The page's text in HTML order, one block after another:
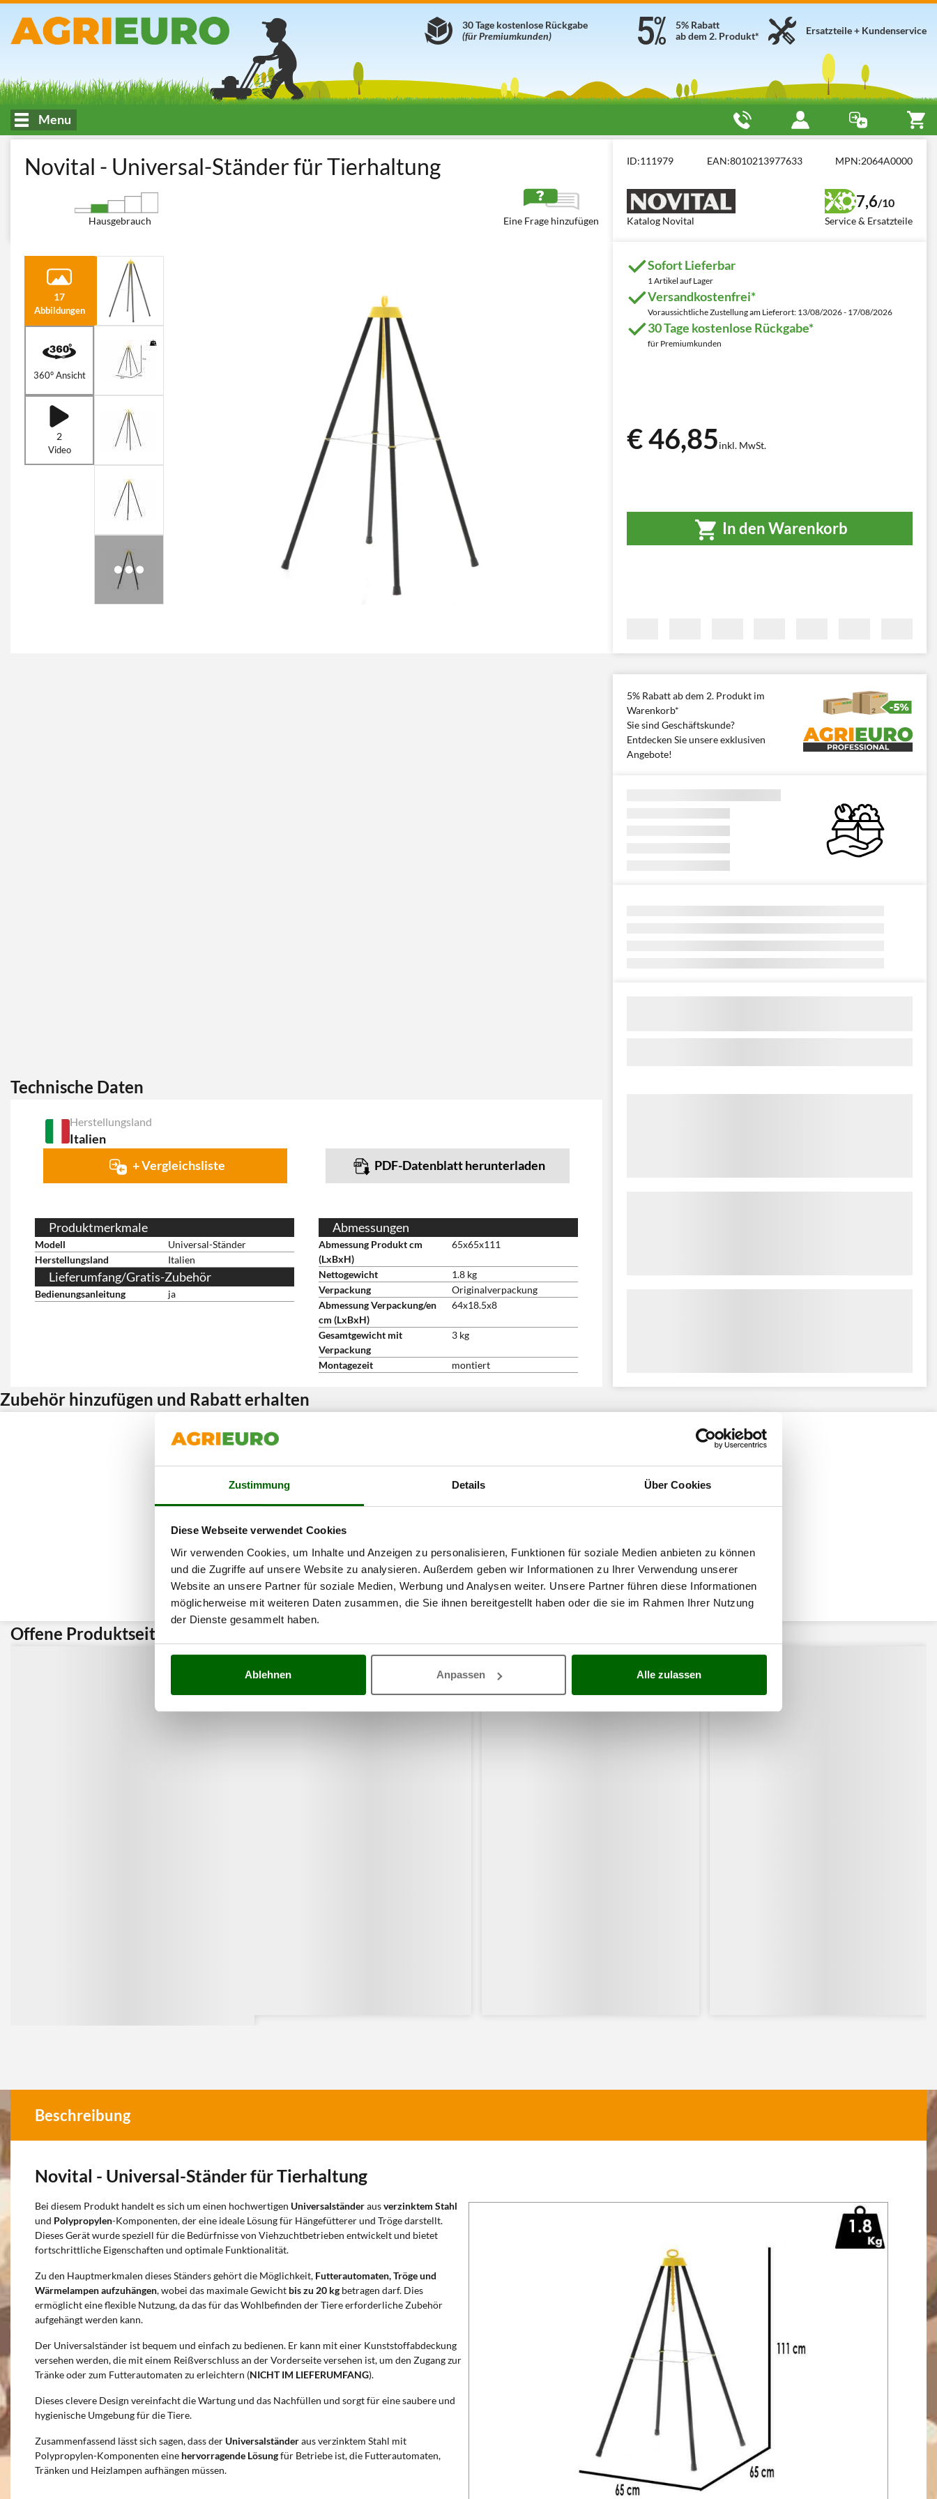
Zustimmung Details Über Cookies
Diese Webseite verwendet Cookies
Wir verwenden Cookies, um Inhalte und Anzeigen zu personalisieren, Funktionen für soziale Medien anbieten zu können
und die Zugriffe auf unsere Website zu analysieren. Außerdem geben wir Informationen zu Ihrer Verwendung unserer
Website an unsere Partner für soziale Medien, Werbung und Analysen weiter. Unsere Partner führen diese Informationen
möglicherweise mit weiteren Daten zusammen, die Sie ihnen bereitgestellt haben oder die sie im Rahmen Ihrer Nutzung
der Dienste gesammelt haben.
Ablehnen Anpassen Alle zulassen
Ersatzteile + Kundenservice
5% Rabatt
ab dem 2. Produkt*
30 Tage kostenlose Rückgabe
(für Premiumkunden)
Menu
Novital - Universal-Ständer für Tierhaltung
Hausgebrauch Eine Frage hinzufügen
ID:111979 EAN:8010213977633 MPN:2064A0000
Katalog Novital
7,6/10
Service & Ersatzteile
17
Abbildungen
360° Ansicht
2
Video
Sofort Lieferbar
1 Artikel auf Lager
Versandkostenfrei*
Voraussichtliche Zustellung am Lieferort: 13/08/2026 - 17/08/2026
30 Tage kostenlose Rückgabe*
für Premiumkunden
€ 46,85inkl. MwSt.
In den Warenkorb
Technische Daten
Herstellungsland
Italien
+ Vergleichsliste PDF-Datenblatt herunterladen
Produktmerkmale
Modell
Universal-Ständer
Herstellungsland
Italien
Lieferumfang/Gratis-Zubehör
Bedienungsanleitung ja
Abmessungen
Abmessung Produkt cm
(LxBxH)
65x65x111
Nettogewicht
1.8 kg
Verpackung
Originalverpackung
Abmessung Verpackung/en
cm (LxBxH)
64x18.5x8
Gesamtgewicht mit
Verpackung
3 kg
Montagezeit montiert
5% Rabatt ab dem 2. Produkt im
Warenkorb*
Sie sind Geschäftskunde?
Entdecken Sie unsere exklusiven
Angebote!
Zubehör hinzufügen und Rabatt erhalten
Offene Produktseite:
Beschreibung
Novital - Universal-Ständer für Tierhaltung
Bei diesem Produkt handelt es sich um einen hochwertigen Universalständerausverzinktem Stahl
und Polypropylen-Komponenten, der eine ideale Lösung für Hängefütterer und Tröge darstellt.
Dieses Gerät wurde speziell für die Bedürfnisse von Viehzuchtbetrieben entwickelt und bietet
fortschrittliche Eigenschaften und optimale Funktionalität.
Zu den Hauptmerkmalen dieses Ständers gehört die Möglichkeit, Futterautomaten, Tröge und
Wärmelampen aufzuhängen, wobei das maximale Gewicht bis zu 20 kg betragen darf. Dies
ermöglicht eine flexible Nutzung, da das für das Wohlbefinden der Tiere erforderliche Zubehör
aufgehängt werden kann.
Der Universalständer ist bequem und einfach zu bedienen. Er kann mit einer Kunststoffabdeckung
versehen werden, die mit einem Reißverschluss an der Vorderseite versehen ist, um den Zugang zur
Tränke oder zum Futterautomaten zu erleichtern (NICHT IM LIEFERUMFANG).
Dieses clevere Design vereinfacht die Wartung und das Nachfüllen und sorgt für eine saubere und
hygienische Umgebung für die Tiere.
Zusammenfassend lässt sich sagen, dass der Universalständeraus verzinktem Stahl mit
Polypropylen-Komponenten eine hervorragende Lösungfür Betriebe ist, die Futterautomaten,
Tränken und Heizlampen aufhängen müssen.